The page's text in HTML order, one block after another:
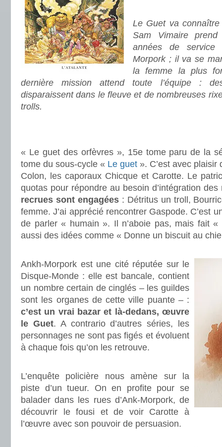
Le Guet va
Sam Vimaire
années de service
Morpork ; il va se
la femme la plus
dernière mission attend toute l’équipe :
disparaissent dans le fleuve et de nombreuses
trolls.
« Le guet des orfèvres », 15e tome paru de la
tome du sous-cycle « Le guet ». C’est avec plaisir
Colon, les caporaux Chicque et Carotte. Le
quotas pour répondre au besoin d’intégration
recrues sont engagées: Détritus un troll,
femme. J’ai apprécié rencontrer Gaspode. C’est
de parler « humain ». Il n’aboie pas, mais fait
aussi des idées comme « Donne un biscuit au
Ankh-Morpork est une cité réputée sur le
Disque-Monde : elle est bancale, contient
un nombre certain de cinglés – les guildes
sont les organes de cette ville puante – :
c’est un vrai bazar et là-dedans, œuvre
le Guet. A contrario d’autres séries, les
personnages ne sont pas figés et évoluent
à chaque fois qu’on les retrouve.
L’enquête policière nous amène sur la
piste d’un tueur. On en profite pour se
balader dans les rues d’Ank-Morpork, de
découvrir le fousi et de voir Carotte à
l’œuvre avec son pouvoir de persuasion.